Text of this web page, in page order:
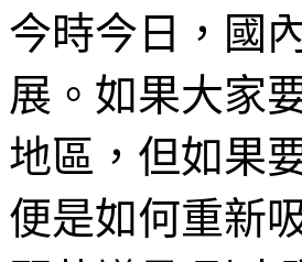
今時今日，國
展。如果大家
地區，但如果
便是如何重新